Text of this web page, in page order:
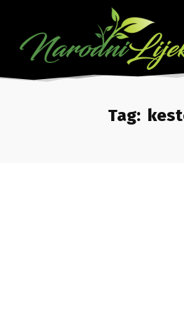
Tag: